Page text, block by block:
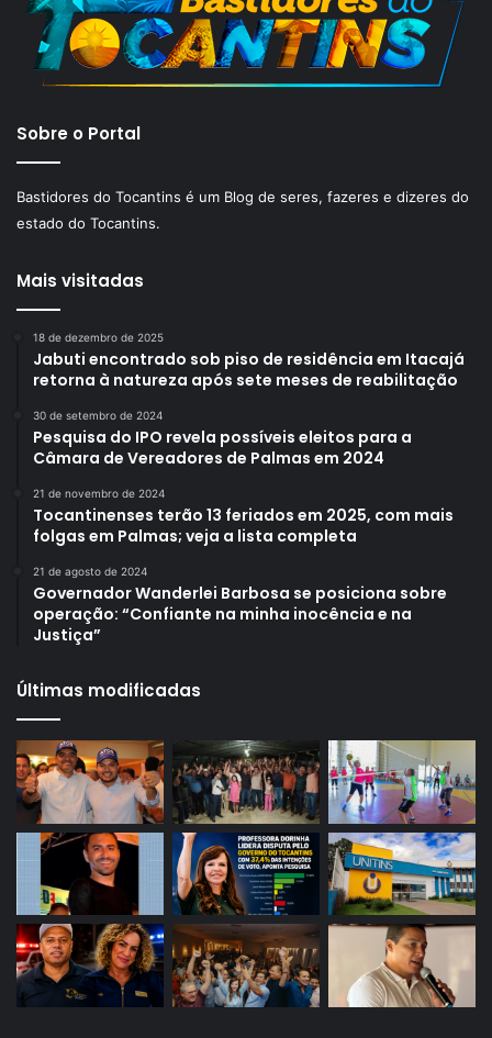
Sobre o Portal
Bastidores do Tocantins é um Blog de seres, fazeres e dizeres do
estado do Tocantins.
Mais visitadas
18 de dezembro de 2025
Jabuti encontrado sob piso de residência em Itacajá
retorna à natureza após sete meses de reabilitação
30 de setembro de 2024
Pesquisa do IPO revela possíveis eleitos para a
Câmara de Vereadores de Palmas em 2024
21 de novembro de 2024
Tocantinenses terão 13 feriados em 2025, com mais
folgas em Palmas; veja a lista completa
21 de agosto de 2024
Governador Wanderlei Barbosa se posiciona sobre
operação: “Confiante na minha inocência e na
Justiça”
Últimas modificadas